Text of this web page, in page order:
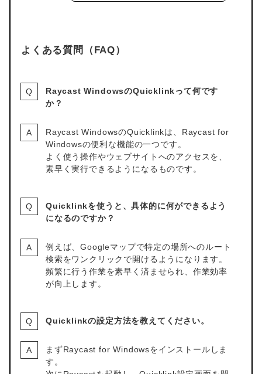
よくある質問（FAQ）
Raycast WindowsのQuicklinkって何です
か？
Raycast WindowsのQuicklinkは、Raycast for
Windowsの便利な機能の一つです。
よく使う操作やウェブサイトへのアクセスを、
素早く実行できるようになるものです。
Quicklinkを使うと、具体的に何ができるよう
になるのですか？
例えば、Googleマップで特定の場所へのルート
検索をワンクリックで開けるようになります。
頻繁に行う作業を素早く済ませられ、作業効率
が向上します。
Quicklinkの設定方法を教えてください。
まずRaycast for Windowsをインストールしま
す。